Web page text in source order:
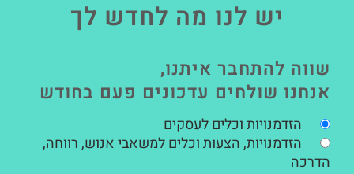
יש לנו מה לחדש לך
שווה להתחבר איתנו,
אנחנו שולחים עדכונים פעם בחודש
הזדמנויות וכלים לעסקים
הזדמנויות, הצעות וכלים למשאבי אנוש, רווחה,
הדרכה